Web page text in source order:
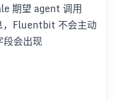
期望 agent 调用
Fluentbit 不会主动
段会出现